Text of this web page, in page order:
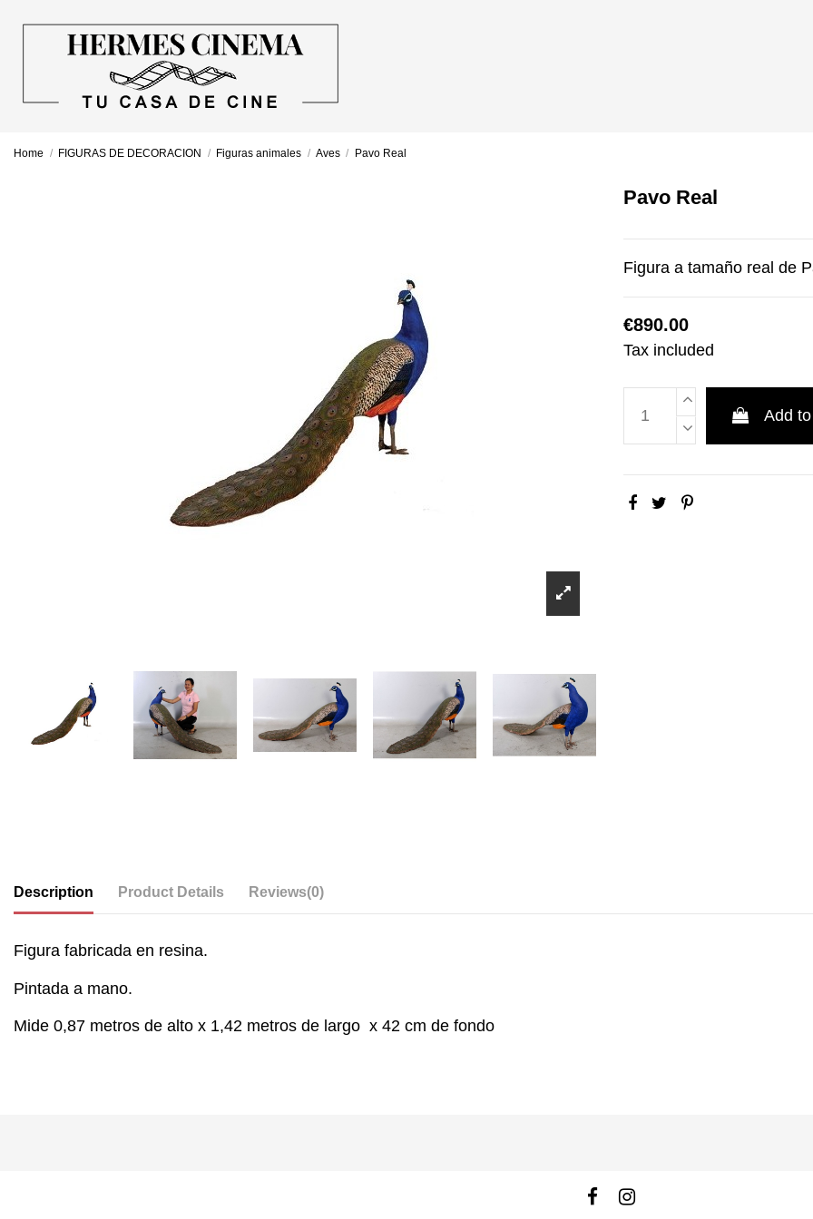
Home FIGURAS DE DECORACION Figuras animales Aves Pavo Real
Pavo Real
Figura a tamaño real de
€890.00
Tax included
Add
Description Product Details Reviews(0)
Figura fabricada en resina.
Pintada a mano.
Mide 0,87 metros de alto x 1,42 metros de largo x 42 cm de fondo